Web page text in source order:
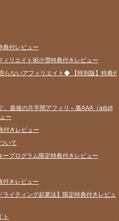
典付レビュー
リエイト術小雪特典付きレビュー
らないアフィリエイト◆ 【特別版】特典付
、最後の片手間アフィリ～裏AAA（adult
ー
付きレビュー
いて
プログラム限定特典付きレビュー
付きレビュー
イティング起業法】限定特典付きレビュ
ト